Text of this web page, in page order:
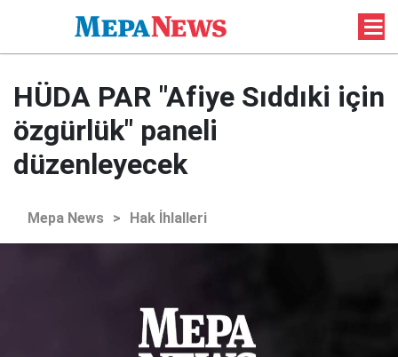
HÜDA PAR "Afiye Sıddıki için
özgürlük" paneli
düzenleyecek
Mepa News > Hak İhlalleri